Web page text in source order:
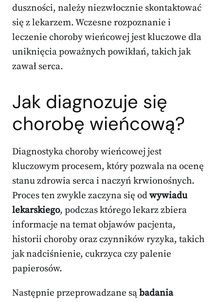
duszności, należy niezwłocznie skontaktować
się z lekarzem. Wczesne rozpoznanie i
leczenie choroby wieńcowej jest kluczowe dla
uniknięcia poważnych powikłań, takich jak
zawał serca.
Jak diagnozuje się
chorobę wieńcową?
Diagnostyka choroby wieńcowej jest
kluczowym procesem, który pozwala na ocenę
stanu zdrowia serca i naczyń krwionośnych.
Proces ten zwykle zaczyna się odwywiadu
lekarskiego, podczas którego lekarz zbiera
informacje na temat objawów pacjenta,
historii choroby oraz czynników ryzyka, takich
jak nadciśnienie, cukrzyca czy palenie
papierosów.
Następnie przeprowadzane sąbadania